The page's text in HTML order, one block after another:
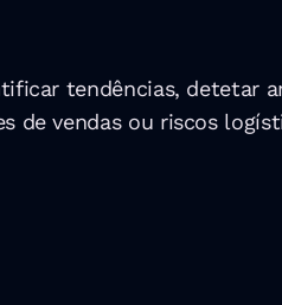
tendências, detetar
vendas ou riscos